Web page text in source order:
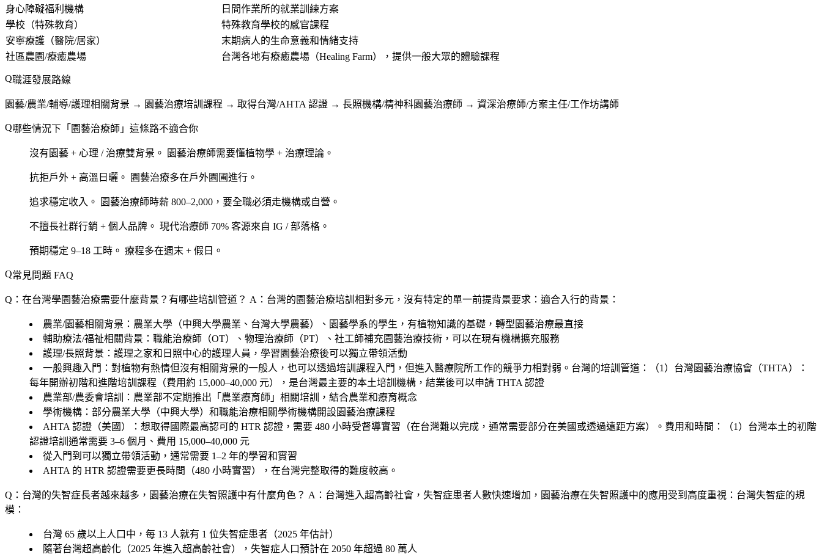
身心障礙福利機構
日間作業所的就業訓練方案
學校（特殊教育）
特殊教育學校的感官課程
安寧療護（醫院/居家）
末期病人的生命意義和情緒支持
社區農園/療癒農場
台灣各地有療癒農場（Healing Farm），提供一般大眾的體驗課程
職涯發展路線
園藝/農業/輔導/護理相關背景 → 園藝治療培訓課程 → 取得台灣/AHTA 認證 → 長照機構/精神科園藝治療師 → 資深治療師/方案主任/工作坊講師
哪些情況下「園藝治療師」這條路不適合你
沒有園藝 + 心理 / 治療雙背景。 園藝治療師需要懂植物學 + 治療理論。
抗拒戶外 + 高溫日曬。 園藝治療多在戶外園圃進行。
追求穩定收入。 園藝治療師時薪 800–2,000，要全職必須走機構或自營。
不擅長社群行銷 + 個人品牌。 現代治療師 70% 客源來自 IG / 部落格。
預期穩定 9–18 工時。 療程多在週末 + 假日。
常見問題 FAQ
Q：在台灣學園藝治療需要什麼背景？有哪些培訓管道？ A：台灣的園藝治療培訓相對多元，沒有特定的單一前提背景要求：適合入行的背景：
農業/園藝相關背景 ：農業大學（中興大學農業、台灣大學農藝）、園藝學系的學生，有植物知識的基礎，轉型園藝治療最直接
輔助療法/福祉相關背景 ：職能治療師（OT）、物理治療師（PT）、社工師補充園藝治療技術，可以在現有機構擴充服務
護理/長照背景 ：護理之家和日照中心的護理人員，學習園藝治療後可以獨立帶領活動
一般興趣入門 ：對植物有熱情但沒有相關背景的一般人，也可以透過培訓課程入門，但進入醫療院所工作的競爭力相對弱。台灣的培訓管道：（1） 台灣園藝治療協會（THTA）
：
每年開辦初階和進階培訓課程（費用約 15,000–40,000 元），是台灣最主要的本土培訓機構，結業後可以申請 THTA 認證
農業部/農委會培訓
：農業部不定期推出「農業療育師」相關培訓，結合農業和療育概念
學術機構 ：部分農業大學（中興大學）和職能治療相關學術機構開設園藝治療課程
AHTA 認證（美國）
：想取得國際最高認可的 HTR 認證，需要 480 小時受督導實習（在台灣難以完成，通常需要部分在美國或透過遠距方案）。費用和時間：（1）台灣本土的初階
認證培訓通常需要 3–6 個月、費用 15,000–40,000 元
從入門到可以獨立帶領活動，通常需要 1–2 年的學習和實習
AHTA 的 HTR 認證需要更長時間（480 小時實習），在台灣完整取得的難度較高。
Q：台灣的失智症長者越來越多，園藝治療在失智照護中有什麼角色？ A：台灣進入超高齡社會，失智症患者人數快速增加，園藝治療在失智照護中的應用受到高度重視：台灣失智症的規
模：
台灣 65 歲以上人口中，每 13 人就有 1 位失智症患者（2025 年估計）
隨著台灣超高齡化（2025 年進入超高齡社會），失智症人口預計在 2050 年超過 80 萬人